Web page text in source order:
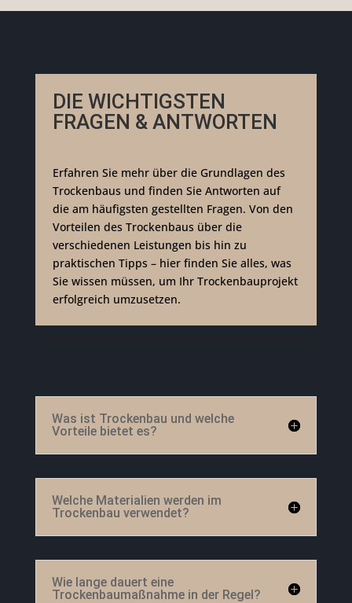
DIE WICHTIGSTEN
FRAGEN & ANTWORTEN
Erfahren Sie mehr über die Grundlagen des
Trockenbaus und finden Sie Antworten auf
die am häufigsten gestellten Fragen. Von den
Vorteilen des Trockenbaus über die
verschiedenen Leistungen bis hin zu
praktischen Tipps – hier finden Sie alles, was
Sie wissen müssen, um Ihr Trockenbauprojekt
erfolgreich umzusetzen.
Was ist Trockenbau und welche
Vorteile bietet es?
Welche Materialien werden im
Trockenbau verwendet?
Wie lange dauert eine
Trockenbaumaßnahme in der Regel?